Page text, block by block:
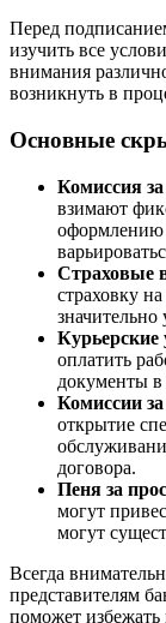
Перед
изучить все
внимания
возникнуть в
Основные
Комиссия
взимают
оформлению
Страховые
страховку
значительно
Курьерские
оплатить
документы в
Комиссии за
открытие
договора.
Пеня за
могут
могут
Всегда
представителям
поможет